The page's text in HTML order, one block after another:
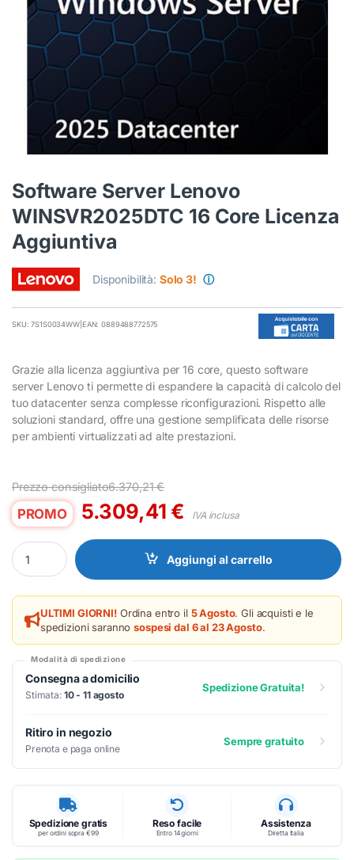
Software Server Lenovo
WINSVR2025DTC 16 Core Licenza
Aggiuntiva
Disponibilità: Solo 3! ⓘ
SKU: 7S1S0034WW| EAN: 0889488772575
Grazie alla licenza aggiuntiva per 16 core, questo software
server Lenovo ti permette di espandere la capacità di calcolo del
tuo datacenter senza complesse riconfigurazioni. Rispetto alle
soluzioni standard, offre una gestione semplificata delle risorse
per ambienti virtualizzati ad alte prestazioni.
Prezzo consigliato6.370,21€
PROMO 5.309,41€ IVA inclusa
Software Server Lenovo WINSVR2025DTC 16 Core Licenza
Aggiungi al carrello
ULTIMI GIORNI!Ordina entro il 5 Agosto. Gli acquisti e le
spedizioni sarannosospesi dal 6 al 23 Agosto.
Modalità di spedizione
Consegna a domicilio
Stimata: 10 - 11 agosto
Spedizione Gratuita!
Ritiro in negozio
Prenota e paga online
Sempre gratuito
Spedizione gratis
per ordini sopra €99
Reso facile
Entro 14 giorni
Assistenza
Diretta Italia